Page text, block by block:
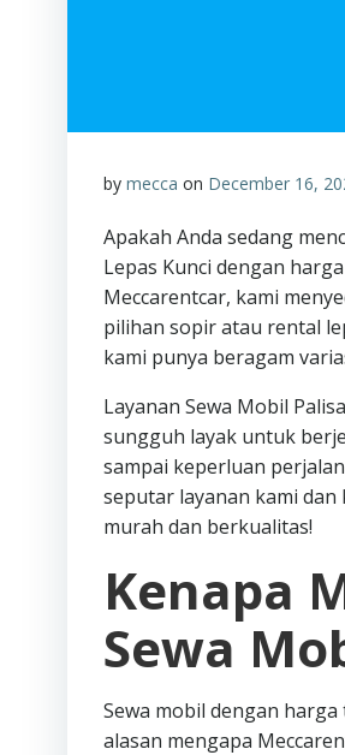
by mecca on December 16,
Apakah Anda sedang
Lepas Kunci dengan
Meccarentcar, kami
pilihan sopir atau rental
kami punya beragam
Layanan Sewa Mobil
sungguh layak untuk
sampai keperluan
seputar layanan kami
murah dan berkualitas!
Kenapa
Sewa
Sewa mobil dengan
alasan mengapa